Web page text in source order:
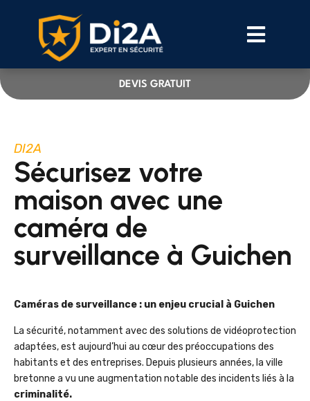
DEVIS GRATUIT
DI2A
Sécurisez votre
maison avec une
caméra de
surveillance à Guichen
Caméras de surveillance : un enjeu crucial à Guichen
La sécurité, notamment avec des solutions de vidéoprotection
adaptées, est aujourd’hui au cœur des préoccupations des
habitants et des entreprises. Depuis plusieurs années, la ville
bretonne a vu une augmentation notable des incidents liés à la
criminalité.